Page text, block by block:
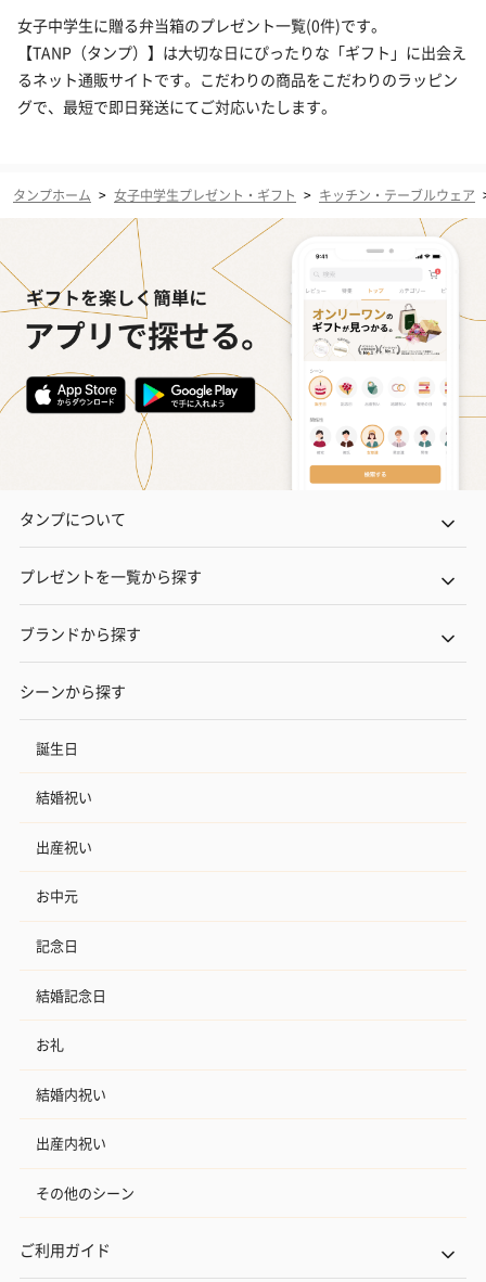
女子中学生に贈る弁当箱のプレゼント一覧(0件)です。
【TANP（タンプ）】は大切な日にぴったりな「ギフト」に出会え
るネット通販サイトです。こだわりの商品をこだわりのラッピン
グで、最短で即日発送にてご対応いたします。
タンプホーム > 女子中学生プレゼント・ギフト > キッチン・テーブルウェア
タンプについて
プレゼントを一覧から探す
ブランドから探す
シーンから探す
誕生日
結婚祝い
出産祝い
お中元
記念日
結婚記念日
お礼
結婚内祝い
出産内祝い
その他のシーン
ご利用ガイド